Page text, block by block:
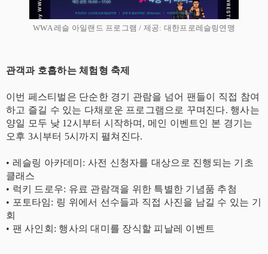
WWA 레슬 아일랜드 프로그램 / 제공: 대한프로레슬링연맹
​관객과 호흡하는 체험형 축제
​이번 페스티벌은 단순한 경기 관람을 넘어 팬들이 직접 참여
하고 즐길 수 있는 다채로운 프로그램으로 꾸며진다. 행사는
양일 모두 낮 12시부터 시작하며, 메인 이벤트인 본 경기는
오후 3시부터 5시까지 펼쳐진다.
• ​레슬링 아카데미: 사전 신청자를 대상으로 진행되는 기초
클래스
​• 럭키 드로우: 유료 관람객을 위한 특별한 기념품 추첨
​• 포토타임: 링 위에서 선수들과 직접 사진을 남길 수 있는 기
회
​• 팬 사인회: 행사의 대미를 장식할 피날레 이벤트